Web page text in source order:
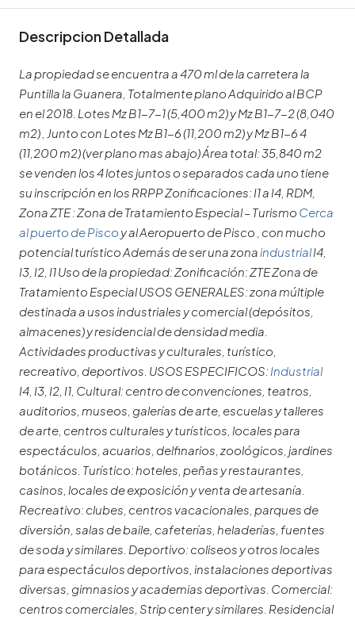
Descripcion Detallada
La propiedad se encuentra a 470 ml de la carretera la
Puntilla la Guanera, Totalmente plano Adquirido al BCP
en el 2018. Lotes Mz B1-7-1 (5,400 m2) y Mz B1-7-2 (8,040
m2) , Junto con Lotes Mz B1-6 (11,200 m2) y Mz B1-6 4
(11,200 m2) (ver plano mas abajo) Área total: 35,840 m2
se venden los 4 lotes juntos o separados cada uno tiene
su inscripción en los RRPP Zonificaciones: I1 a I4, RDM,
Zona ZTE : Zona de Tratamiento Especial – Turismo Cerca
al puerto de Pisco y al Aeropuerto de Pisco , con mucho
potencial turístico Además de ser una zona industrialI4,
I3, I2, I1 Uso de la propiedad: Zonificación: ZTE Zona de
Tratamiento Especial USOS GENERALES: zona múltiple
destinada a usos industriales y comercial (depósitos,
almacenes) y residencial de densidad media.
Actividades productivas y culturales, turístico,
recreativo, deportivos. USOS ESPECIFICOS: Industrial
I4, I3, I2, I1, Cultural: centro de convenciones, teatros,
auditorios, museos, galerías de arte, escuelas y talleres
de arte, centros culturales y turísticos, locales para
espectáculos, acuarios, delfinarios, zoológicos, jardines
botánicos. Turístico: hoteles, peñas y restaurantes,
casinos, locales de exposición y venta de artesanía.
Recreativo: clubes, centros vacacionales, parques de
diversión, salas de baile, cafeterías, heladerías, fuentes
de soda y similares. Deportivo: coliseos y otros locales
para espectáculos deportivos, instalaciones deportivas
diversas, gimnasios y academias deportivas. Comercial:
centros comerciales, Strip center y similares. Residencial